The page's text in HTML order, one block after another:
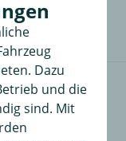
Hersteller.
Dazu
und die
sind. Mit